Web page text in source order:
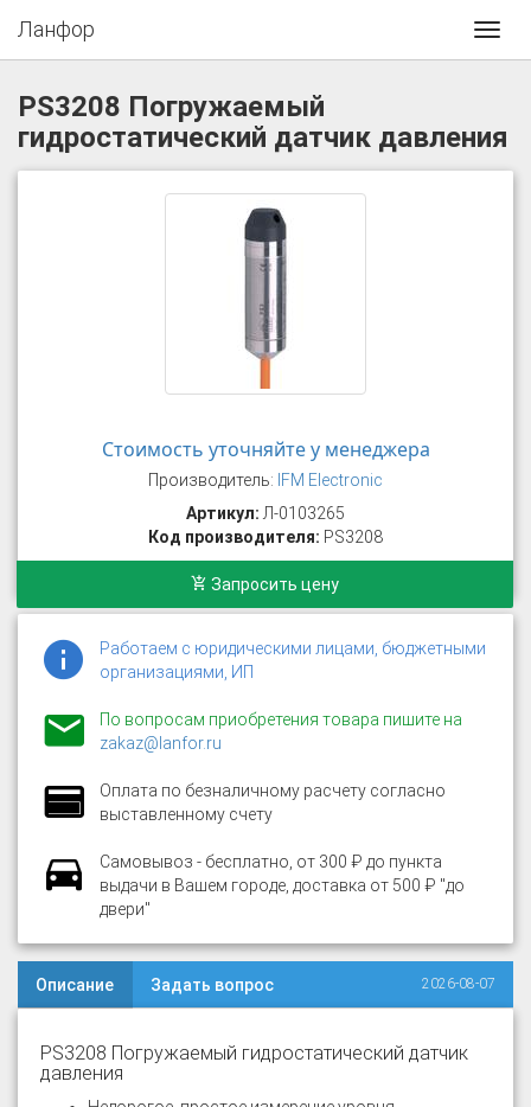
Ланфор
PS3208 Погружаемый
гидростатический датчик давления
Стоимость уточняйте у менеджера
Производитель: IFM Electronic
Артикул: Л-0103265
Код производителя: PS3208
Запросить цену
Работаем с юридическими лицами, бюджетными
организациями, ИП
По вопросам приобретения товара пишите на
zakaz@lanfor.ru
Оплата по безналичному расчету согласно
выставленному счету
Самовывоз - бесплатно, от 300 ₽ до пункта
выдачи в Вашем городе, доставка от 500 ₽ "до
двери"
Описание Задать вопрос 2026-08-07
PS3208 Погружаемый гидростатический датчик
давления